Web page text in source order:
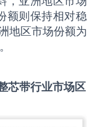
额则保持相对稳
地区市场份额为
芯带行业市场区